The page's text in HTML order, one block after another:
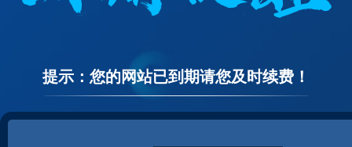
提示：您的网站已到期请您及时续费！